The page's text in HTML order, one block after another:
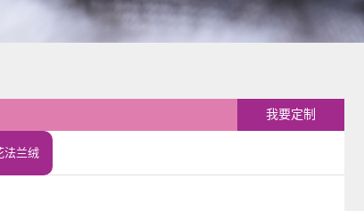
我要定制
法兰绒